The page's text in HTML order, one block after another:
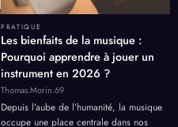
PRATIQUE
Les bienfaits de la musique :
Pourquoi apprendre à jouer un
instrument en 2026 ?
Thomas.Morin.69
Depuis l’aube de l’humanité, la musique
occupe une place centrale dans nos